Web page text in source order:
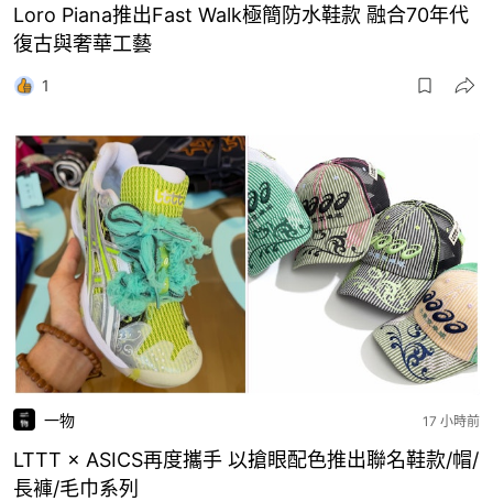
Loro Piana推出Fast Walk極簡防水鞋款 融合70年代
復古與奢華工藝
1
一物 17 小時前
LTTT × ASICS再度攜手 以搶眼配色推出聯名鞋款/帽/
長褲/毛巾系列